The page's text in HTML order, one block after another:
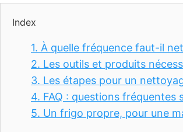
Index
1. À quelle fréquence faut-il
2. Les outils et produits
3. Les étapes pour un
4. FAQ : questions
5. Un frigo propre, pour une